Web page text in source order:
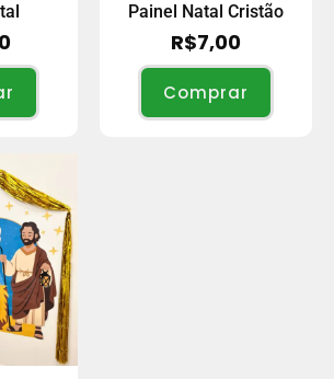
Painel Natal Cristão
R$7,00
Comprar